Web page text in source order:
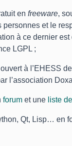
en freeware,
et le
à ce dernier
LGPL ;
à l’EHESS
l’association
forum et une liste
Qt, Lisp… en